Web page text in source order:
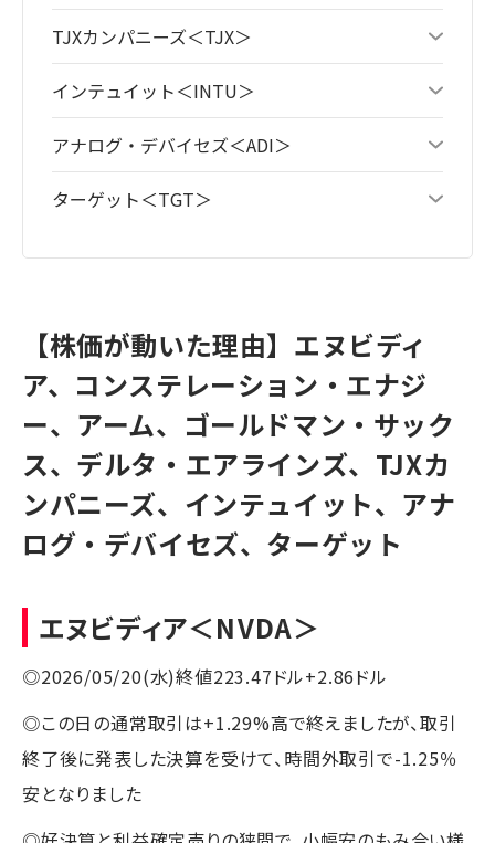
TJXカンパニーズ＜TJX＞
インテュイット＜INTU＞
アナログ・デバイセズ＜ADI＞
ターゲット＜TGT＞
【株価が動いた理由】エヌビディ
ア、コンステレーション・エナジ
ー、アーム、ゴールドマン・サック
ス、デルタ・エアラインズ、TJXカ
ンパニーズ、インテュイット、アナ
ログ・デバイセズ、ターゲット
エヌビディア＜NVDA＞
◎2026/05/20(水)終値223.47ドル+2.86ドル
◎この日の通常取引は+1.29%高で終えましたが、取引
終了後に発表した決算を受けて、時間外取引で-1.25％
安となりました